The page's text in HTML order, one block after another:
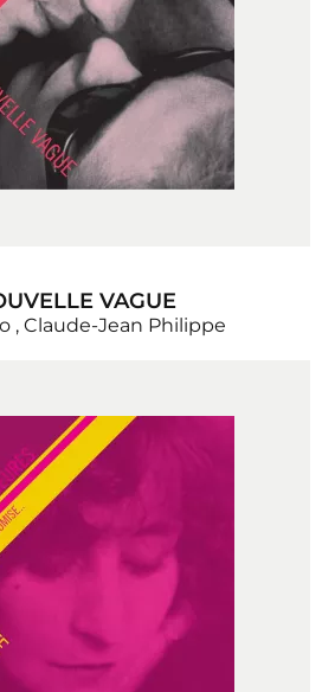
VAGUE
, Claude-Jean Philippe